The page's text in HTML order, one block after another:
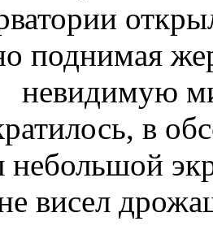
поднимая
невидимую
в
небольшой
висел